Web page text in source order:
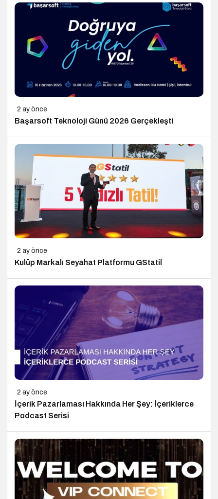
2 ay önce
Başarsoft Teknoloji Günü 2026 Gerçekleşti
2 ay önce
Kulüp Markalı Seyahat Platformu GStatil
2 ay önce
İçerik Pazarlaması Hakkında Her Şey: İçeriklerce
Podcast Serisi